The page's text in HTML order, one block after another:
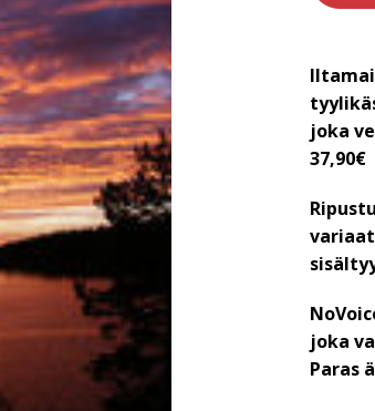
joka
37,90€
joka
Paras